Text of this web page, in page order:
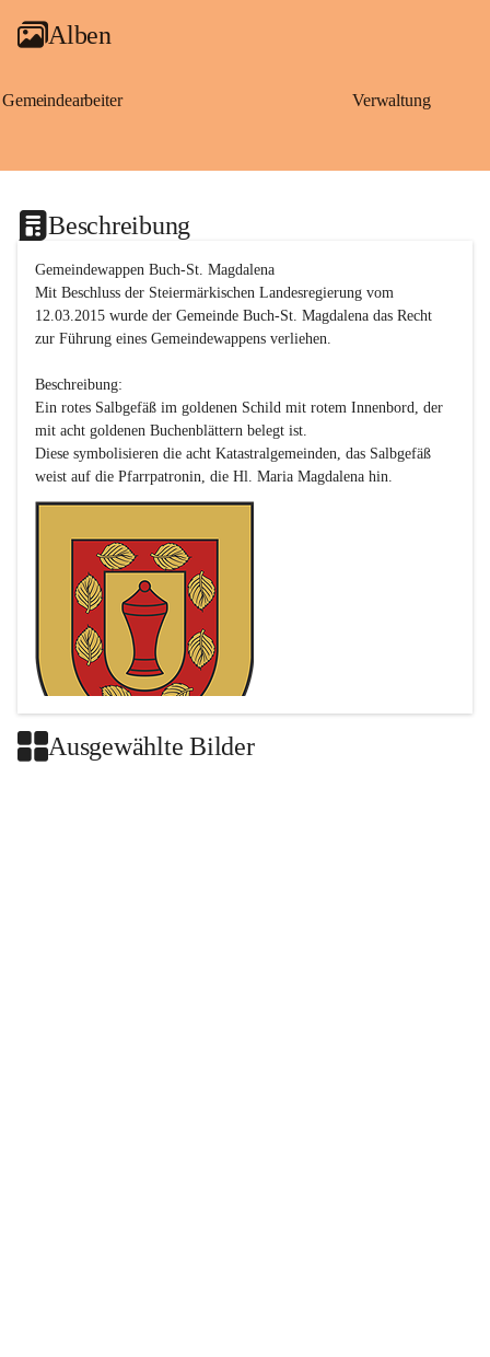
Alben
Gemeindearbeiter Verwaltung
Beschreibung
Gemeindewappen Buch-St. Magdalena
Mit Beschluss der Steiermärkischen Landesregierung vom
12.03.2015 wurde der Gemeinde Buch-St. Magdalena das Recht
zur Führung eines Gemeindewappens verliehen.
Beschreibung:
Ein rotes Salbgefäß im goldenen Schild mit rotem Innenbord, der
mit acht goldenen Buchenblättern belegt ist.
Diese symbolisieren die acht Katastralgemeinden, das Salbgefäß
Ausgewählte Bilder